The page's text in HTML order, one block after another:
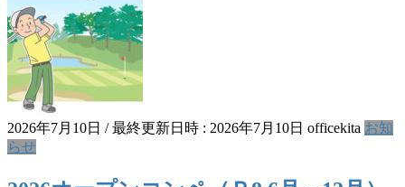
2026年7月10日 / 最終更新日時 : 2026年7月10日 officekita お知
らせ